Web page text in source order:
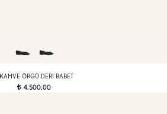
KAHVE ÖRGÜ DERI BABET
t4.500,00